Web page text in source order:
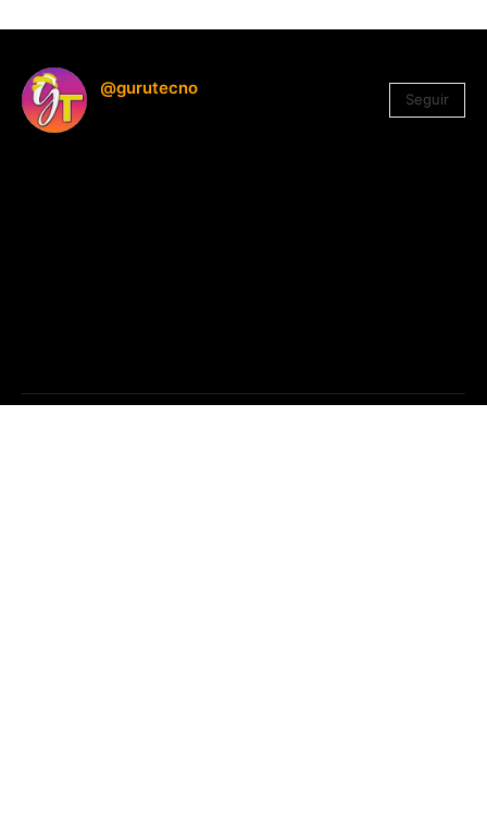
@gurutecno
Seguir